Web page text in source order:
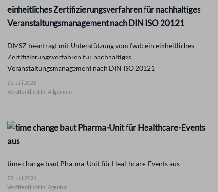
DMSZ beantragt mit Unterstützung vom fwd: ein einheitliches
Zertifizierungsverfahren für nachhaltiges
Veranstaltungsmanagement nach DIN ISO 20121
29. Juli 2026
Veröffentlicht in: Allgemein
time change baut Pharma-Unit für Healthcare-Events aus
28. Juli 2026
Veröffentlicht in: Agentur